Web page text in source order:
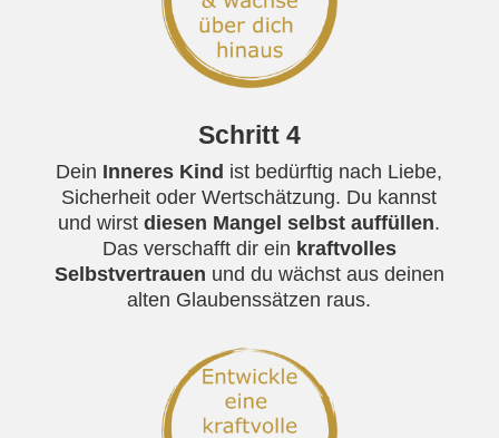
Schritt 4
Dein Inneres Kind ist bedürftig nach Liebe,
Sicherheit oder Wertschätzung. Du kannst
und wirstdiesen Mangel selbst auffüllen.
Das verschafft dir ein kraftvolles
Selbstvertrauen und du wächst aus deinen
alten Glaubenssätzen raus.